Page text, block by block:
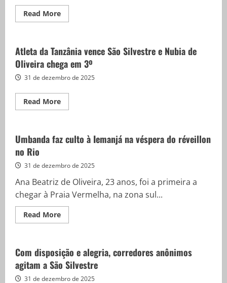
Read MoreRead
more
veja
onde
dar
as
boas-
ao
novo
Atleta da Tanzânia vence São Silvestre e Nubia de
Oliveira chega em 3º
31 de dezembro de 2025
Read MoreRead
more
Tanzânia
vence
e
de
Oliveira
chega
em
3º
Umbanda faz culto à Iemanjá na véspera do réveillon
no Rio
31 de dezembro de 2025
Ana Beatriz de Oliveira, 23 anos, foi a primeira a
chegar à Praia Vermelha, na zona sul...
Read MoreRead
more
culto
à
Iemanjá
na
véspera
Com disposição e alegria, corredores anônimos
agitam a São Silvestre
31 de dezembro de 2025